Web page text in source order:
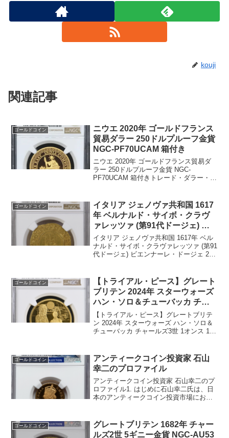
kouji
関連記事
ゴールドコイン
ニウエ 2020年 ゴールドフランス
貿易ダラー 250ドルプルーフ金貨
NGC-PF70UCAM 箱付き
ニウエ 2020年 ゴールドフランス貿易ダ
ラー 250ドルプルーフ金貨 NGC-
PF70UCAM 箱付きトレード・ダラー・コ
ップグレードです直径：32ミリ重量：3...
ゴールドコイン
イタリア ジェノヴァ共和国 1617
年 ベルナルド・サイボ・クラヴ
ァレッツァ (第91代ドージェ) ビ
エンナーレ・ドージェ 2ドッピア
金貨 NGC-AU58
イタリア ジェノヴァ共和国 1617年 ベル
ナルド・サイボ・クラヴァレッツァ (第91
代ドージェ) ビエンナーレ・ドージェ 2ド
金NGC社鑑定枚数...
ゴールドコイン
【トライアル・ピース】グレート
ブリテン 2024年 スターウォーズ
ハン・ソロ＆チューバッカ チャ
ールズ3世 1オンス 100ポンド プ
ルーフ金貨 NGC-PF68 UCAM
【トライアル・ピース】グレートブリテ
ン 2024年 スターウォーズ ハン・ソロ＆
チューバッカ チャールズ3世 1オンス 100
の金貨です。1オンス 100...
ゴールドコイン
アンティークコイン投資家 石山
幸二のプロファイル
アンティークコイン投資家 石山幸二のプ
ロファイル1. はじめに石山幸二氏は、日
本のアンティークコイン投資市場におい
「日本におけるアンティークコイン投資
の第一人者」と一貫し...
ゴールドコイン
グレートブリテン 1682年 チャー
ルズ2世 5ギニー金貨 NGC-AU53